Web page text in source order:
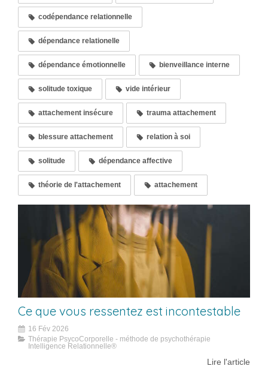
codépendance relationnelle
dépendance relationelle
dépendance émotionnelle bienveillance interne
solitude toxique vide intérieur
attachement insécure trauma attachement
blessure attachement relation à soi
solitude dépendance affective
théorie de l'attachement attachement
Ce que vous ressentez est incontestable
16 Fév 2026
Thérapie PsycoCorporelle - méthode de psychothérapie
Intelligence Relationnelle®
Lire l'article